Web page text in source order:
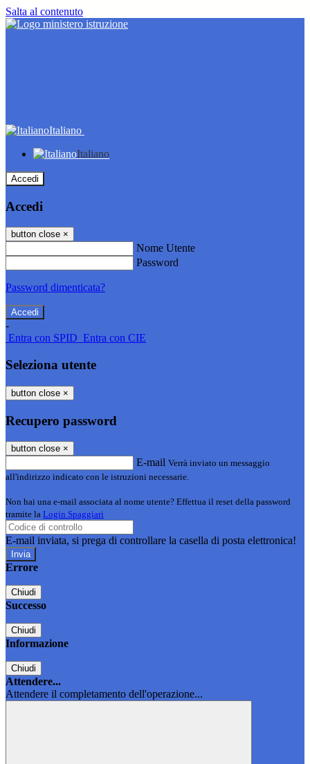
Salta al contenuto
Italiano
Italiano
Accedi
Accedi
button close ×
Nome Utente
Password
Password dimenticata?
-
Entra con SPID Entra con CIE
Seleziona utente
button close ×
Recupero password
button close ×
E-mail Verrà inviato un messaggio
all'indirizzo indicato con le istruzioni necessarie.
Non hai una e-mail associata al nome utente? Effettua il reset della password
tramite la Login Spaggiari
E-mail inviata, si prega di controllare la casella di posta elettronica!
Errore
Chiudi
Successo
Chiudi
Informazione
Chiudi
Attendere...
Attendere il completamento dell'operazione...